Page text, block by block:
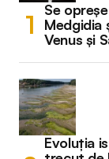
Se
Medgidia
Venus și
Evoluția